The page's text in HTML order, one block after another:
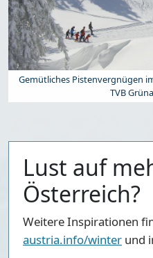
Gemütliches Pistenvergnügen
TVB
Lust auf
Österreich?
Weitere Inspirationen
austria.info/winter und